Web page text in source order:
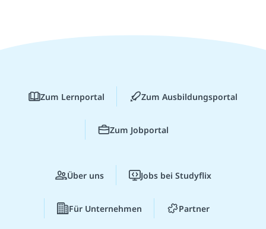
Zum Lernportal Zum Ausbildungsportal
Zum Jobportal
Über uns Jobs bei Studyflix
Für Unternehmen Partner